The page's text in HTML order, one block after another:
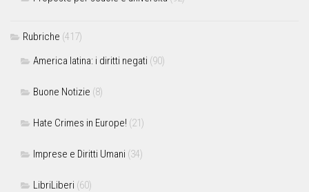
Rubriche (417)
America latina: i diritti negati (90)
Buone Notizie (8)
Hate Crimes in Europe! (21)
Imprese e Diritti Umani (34)
LibriLiberi (60)